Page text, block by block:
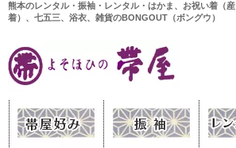
熊本のレンタル・振袖・レンタル・はかま、お祝い着（産
着）、七五三、浴衣、雑貨のBONGOUT（ボングウ）